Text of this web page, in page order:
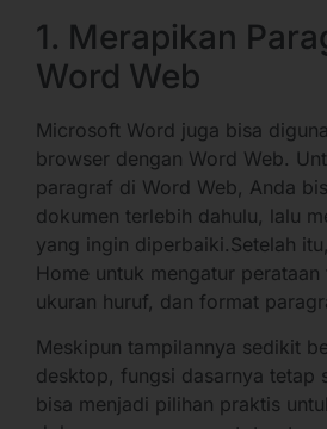
1. Merapikan
Word Web
Microsoft Word juga bisa
browser dengan Word Web.
paragraf di Word Web, Anda
dokumen terlebih dahulu, lalu
yang ingin diperbaiki.Setelah
Home untuk mengatur perataan
ukuran huruf, dan format
Meskipun tampilannya sedikit
desktop, fungsi dasarnya tetap
bisa menjadi pilihan praktis